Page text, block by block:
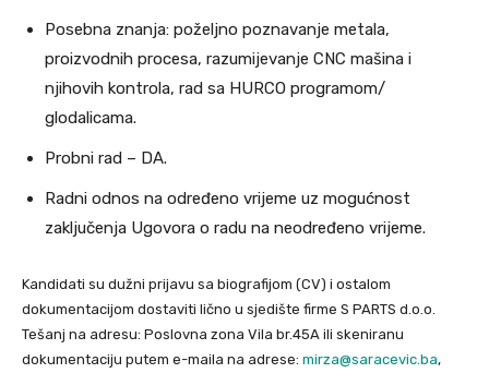
Posebna znanja: poželjno poznavanje metala,
proizvodnih procesa, razumijevanje CNC mašina i
njihovih kontrola, rad sa HURCO programom/
glodalicama.
Probni rad – DA.
Radni odnos na određeno vrijeme uz mogućnost
zaključenja Ugovora o radu na neodređeno vrijeme.
Kandidati su dužni prijavu sa biografijom (CV) i ostalom
dokumentacijom dostaviti lično u sjedište firme S PARTS d.o.o.
Tešanj na adresu: Poslovna zona Vila br.45A ili skeniranu
dokumentaciju putem e-maila na adrese: mirza@saracevic.ba,